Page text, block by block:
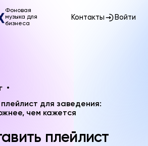
Фоновая
музыка для
бизнеса
Контакты Войти
•
для заведения:
чем кажется
плейлист